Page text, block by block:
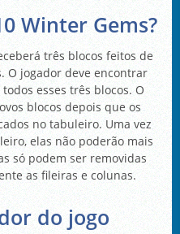
Winter Gems?
três blocos feitos de
O jogador deve encontrar
esses três blocos. O
blocos depois que os
no tabuleiro. Uma vez
elas não poderão mais
só podem ser removidas
as fileiras e colunas.
do jogo